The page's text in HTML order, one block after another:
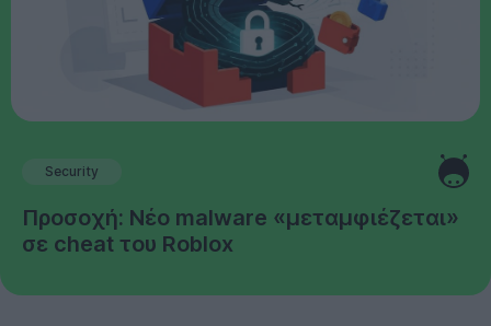
Security
Προσοχή: Νέο malware «μεταμφιέζεται»
σε cheat του Roblox